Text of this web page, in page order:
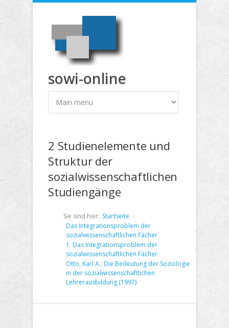
Direkt zum Inhalt
sowi-online
2 Studienelemente und
Struktur der
sozialwissenschaftlichen
Studiengänge
Sie sind hier: Startseite
Das Integrationsproblem der
sozialwissenschaftlichen Fächer
1. Das Integrationsproblem der
sozialwissenschaftlichen Fächer
Otto, Karl A.: Die Bedeutung der Soziologie
in der sozialwissenschaftlichen
Lehrerausbildung (1997)